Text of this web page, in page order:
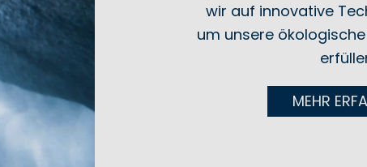
wir auf innovative
um unsere
MEHR